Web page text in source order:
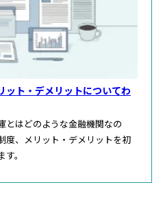
ット・デメリットについてわ
とはどのような金融機関なの
度、メリット・デメリットを初
。